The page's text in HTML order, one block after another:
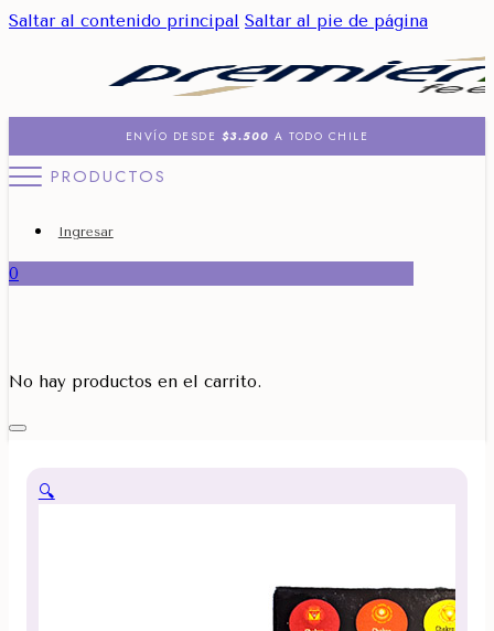
Saltar al contenido principal Saltar al pie de página
ENVÍO DESDE $3.500 A TODO CHILE
PRODUCTOS
Ingresar
0
No hay productos en el carrito.
🔍